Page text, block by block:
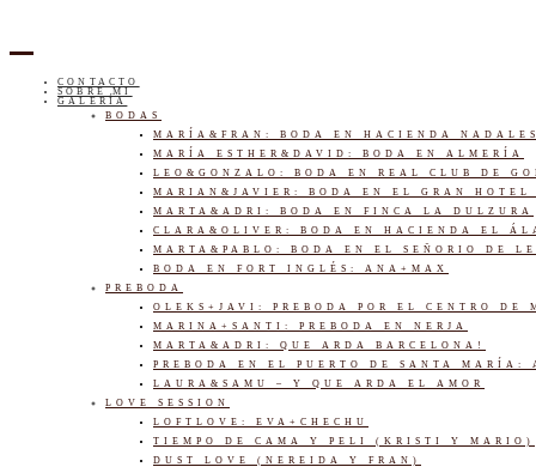
CONTACTO
SOBRE MI
GALERÍA
BODAS
MARÍA&FRAN: BODA EN HACIENDA NADALES
MARÍA ESTHER&DAVID: BODA EN ALMERÍA
LEO&GONZALO: BODA EN REAL CLUB DE
MARIAN&JAVIER: BODA EN EL GRAN HOTEL
MARTA&ADRI: BODA EN FINCA LA DULZURA
CLARA&OLIVER: BODA EN HACIENDA EL
MARTA&PABLO: BODA EN EL SEÑORIO DE
BODA EN FORT INGLÉS: ANA+MAX
PREBODA
OLEKS+JAVI: PREBODA POR EL CENTRO DE
MARINA+SANTI: PREBODA EN NERJA
MARTA&ADRI: QUE ARDA BARCELONA!
PREBODA EN EL PUERTO DE SANTA MARÍA:
LAURA&SAMU – Y QUE ARDA EL AMOR
LOVE SESSION
LOFTLOVE: EVA+CHECHU
TIEMPO DE CAMA Y PELI (KRISTI Y MARIO)
DUST LOVE (NEREIDA Y FRAN)